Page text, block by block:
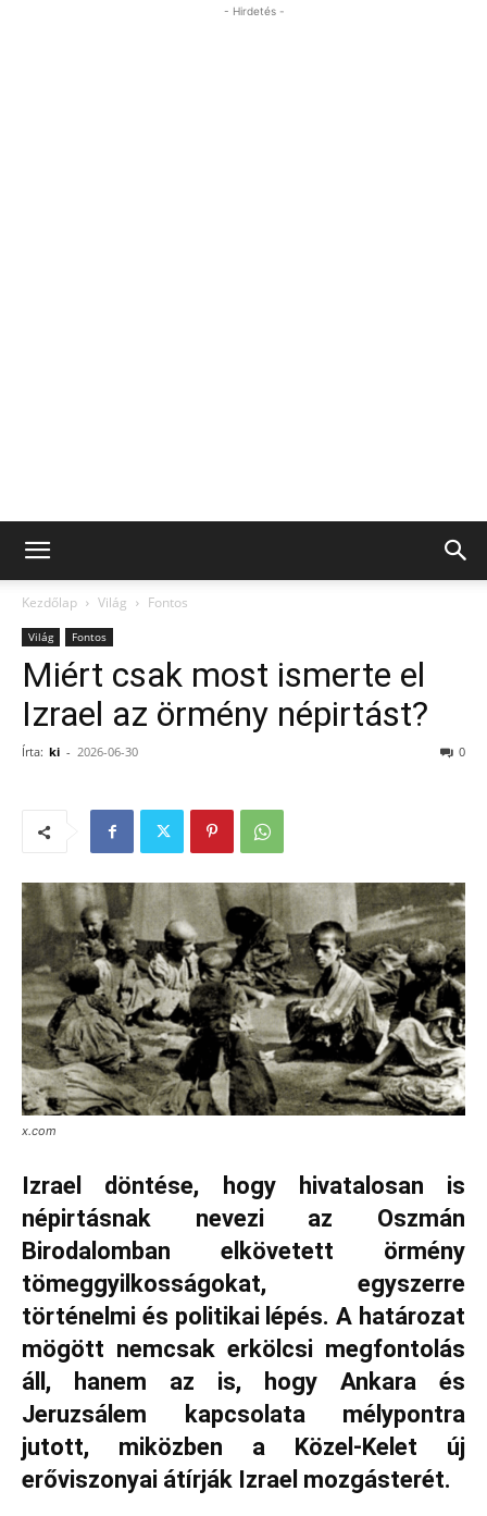
- Hirdetés -
Kezdőlap Világ Fontos
Világ Fontos
Miért csak most ismerte el
Izrael az örmény népirtást?
Írta: ki - 2026-06-30 0
x.com
Izrael döntése, hogy hivatalosan is
népirtásnak nevezi az Oszmán
Birodalomban elkövetett örmény
tömeggyilkosságokat, egyszerre
történelmi és politikai lépés. A határozat
mögött nemcsak erkölcsi megfontolás
áll, hanem az is, hogy Ankara és
Jeruzsálem kapcsolata mélypontra
jutott, miközben a Közel-Kelet új
erőviszonyai átírják Izrael mozgásterét.